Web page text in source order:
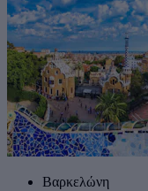
Βαρκελώνη